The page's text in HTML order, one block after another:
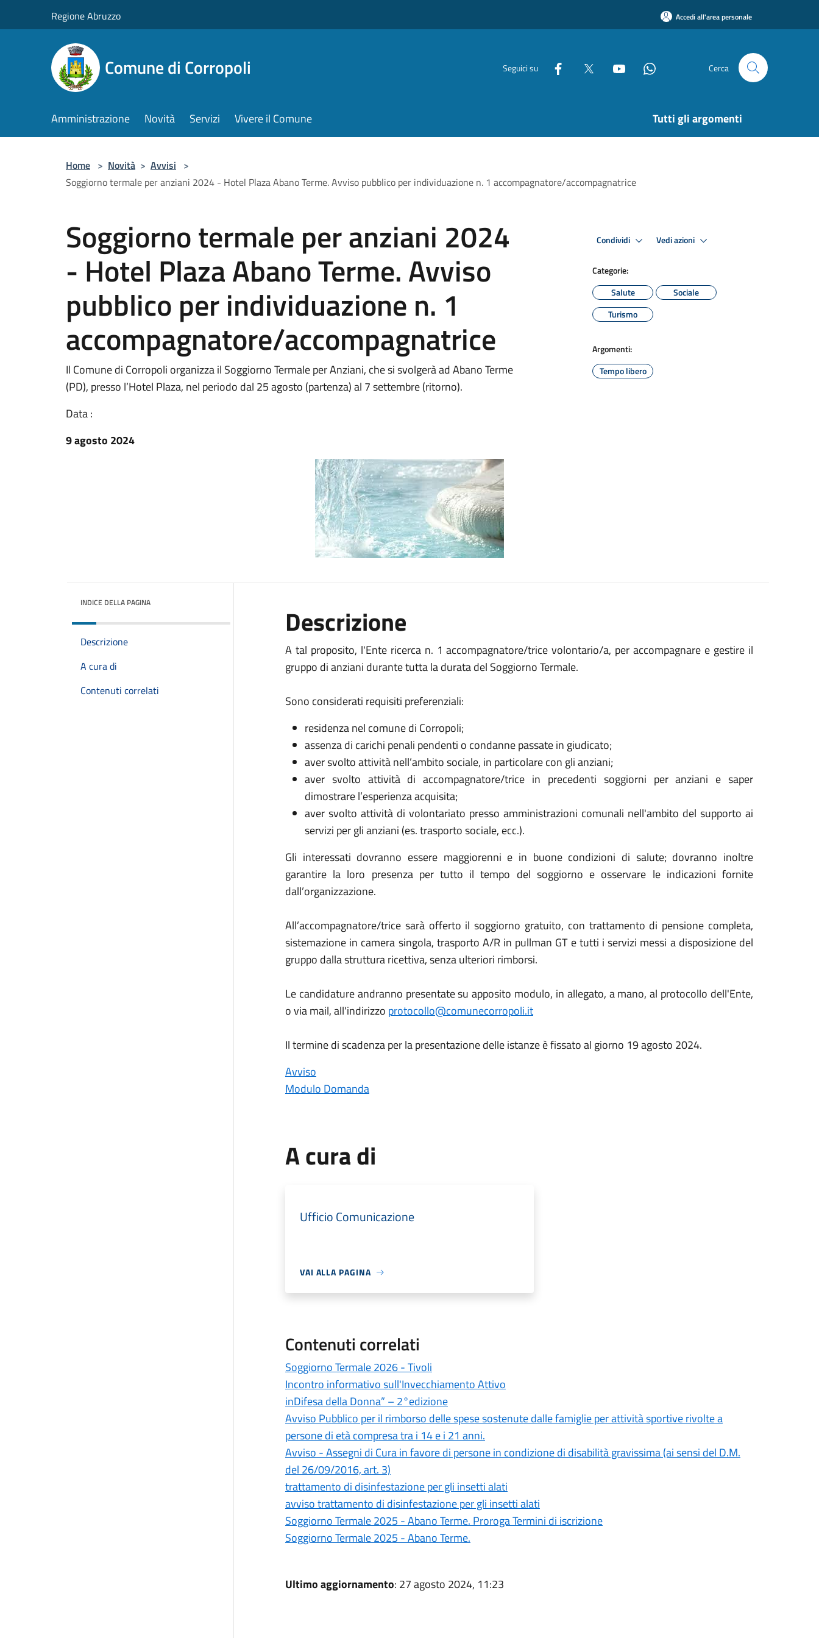
Regione Abruzzo Accedi all'area personale
Comune di Corropoli Seguici su Cerca
Amministrazione Novità Servizi Vivere il Comune Tutti gli argomenti
Home > Novità > Avvisi >
Soggiorno termale per anziani 2024 - Hotel Plaza Abano Terme. Avviso pubblico per individuazione n. 1 accompagnatore/accompagnatrice
Soggiorno termale per anziani 2024
- Hotel Plaza Abano Terme. Avviso
pubblico per individuazione n. 1
accompagnatore/accompagnatrice
Il Comune di Corropoli organizza il Soggiorno Termale per Anziani, che si svolgerà ad Abano Terme
(PD), presso l’Hotel Plaza, nel periodo dal 25 agosto (partenza) al 7 settembre (ritorno).
Data :
9 agosto 2024
Condividi Vedi azioni
Categorie:
Salute
Sociale
Turismo
Argomenti:
Tempo libero
INDICE DELLA PAGINA
Descrizione
A cura di
Contenuti correlati
Descrizione
A tal proposito, l'Ente ricerca n. 1 accompagnatore/trice volontario/a, per accompagnare e gestire il
gruppo di anziani durante tutta la durata del Soggiorno Termale.
Sono considerati requisiti preferenziali:
residenza nel comune di Corropoli;
assenza di carichi penali pendenti o condanne passate in giudicato;
aver svolto attività nell’ambito sociale, in particolare con gli anziani;
aver svolto attività di accompagnatore/trice in precedenti soggiorni per anziani e saper
dimostrare l’esperienza acquisita;
aver svolto attività di volontariato presso amministrazioni comunali nell'ambito del supporto ai
servizi per gli anziani (es. trasporto sociale, ecc.).
Gli interessati dovranno essere maggiorenni e in buone condizioni di salute; dovranno inoltre
garantire la loro presenza per tutto il tempo del soggiorno e osservare le indicazioni fornite
dall’organizzazione.
All’accompagnatore/trice sarà offerto il soggiorno gratuito, con trattamento di pensione completa,
sistemazione in camera singola, trasporto A/R in pullman GT e tutti i servizi messi a disposizione del
gruppo dalla struttura ricettiva, senza ulteriori rimborsi.
Le candidature andranno presentate su apposito modulo, in allegato, a mano, al protocollo dell'Ente,
o via mail, all'indirizzo protocollo@comunecorropoli.it
Il termine di scadenza per la presentazione delle istanze è fissato al giorno 19 agosto 2024.
Avviso
Modulo Domanda
A cura di
Ufficio Comunicazione
VAI ALLA PAGINA
Contenuti correlati
Soggiorno Termale 2026 - Tivoli
Incontro informativo sull'Invecchiamento Attivo
inDifesa della Donna” – 2°edizione
Avviso Pubblico per il rimborso delle spese sostenute dalle famiglie per attività sportive rivolte a
persone di età compresa tra i 14 e i 21 anni.
Avviso - Assegni di Cura in favore di persone in condizione di disabilità gravissima (ai sensi del D.M.
del 26/09/2016, art. 3)
trattamento di disinfestazione per gli insetti alati
avviso trattamento di disinfestazione per gli insetti alati
Soggiorno Termale 2025 - Abano Terme. Proroga Termini di iscrizione
Soggiorno Termale 2025 - Abano Terme.
Ultimo aggiornamento: 27 agosto 2024, 11:23